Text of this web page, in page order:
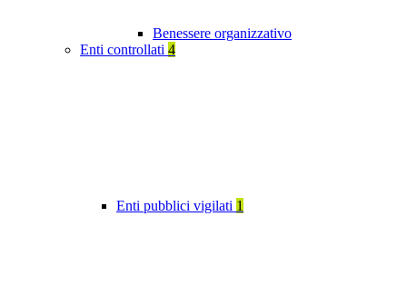
Benessere organizzativo
Enti controllati 4
Enti pubblici vigilati 1